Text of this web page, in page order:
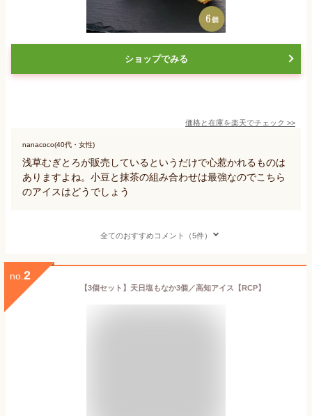
ショップでみる
価格と在庫を楽天でチェック >>
nanacoco(40代・女性)
浅草むぎとろが販売しているというだけで心惹かれるものは
ありますよね。小豆と抹茶の組み合わせは最強なのでこちら
のアイスはどうでしょう
全てのおすすめコメント（5件）
no. 2
【3個セット】天日塩もなか3個／高知アイス【RCP】